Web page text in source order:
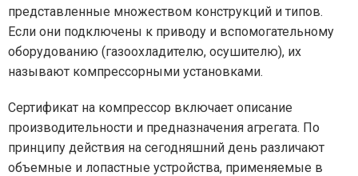
представленные множеством конструкций и типов.
Если они подключены к приводу и вспомогательному
оборудованию (газоохладителю, осушителю), их
называют компрессорными установками.
Сертификат на компрессор включает описание
производительности и предназначения агрегата. По
принципу действия на сегодняшний день различают
объемные и лопастные устройства, применяемые в